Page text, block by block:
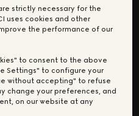
strictly necessary for the
uses cookies and other
the performance of our
to consent to the above
Settings" to configure your
without accepting" to refuse
change your preferences, and
on our website at any